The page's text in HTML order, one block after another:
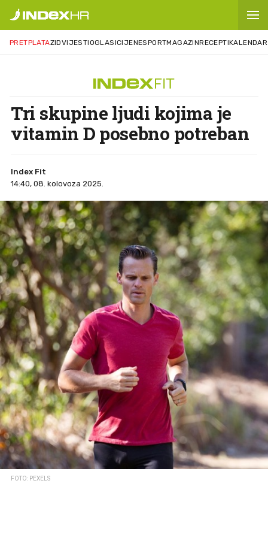
PRETPLATAZIDVIJESTIOGLASICIJENESPORTMAGAZINRECEPTIKALENDAR
Tri skupine ljudi kojima je
vitamin D posebno potreban
Index Fit
14:40, 08. kolovoza 2025.
FOTO: PEXELS